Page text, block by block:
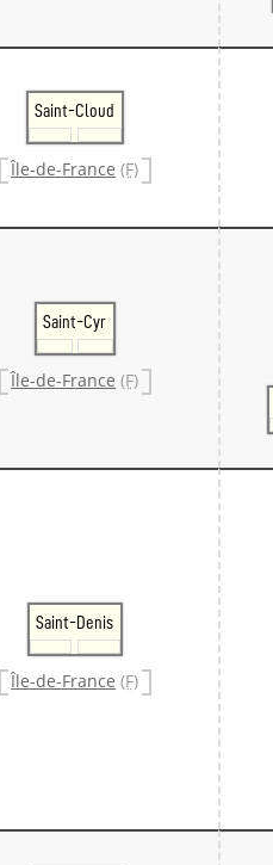
Saint-Cloud
Île-de-France (F)
Saint-Cyr
Île-de-France (F)
Saint-Denis
Île-de-France (F)